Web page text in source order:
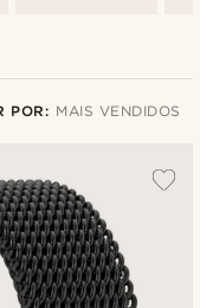
POR: MAIS VENDIDOS
baixo
alto